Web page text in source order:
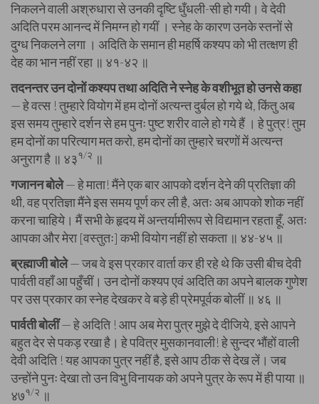
निकलने वाली अश्रुधारा से उनकी दृष्टि धुँधली-सी हो गयी। वे देवी
अदिति परम आनन्द में निमग्न हो गयीं । स्नेह के कारण उनके स्तनों से
दुग्ध निकलने लगा । अदिति के समान ही महर्षि कश्यप को भी तत्क्षण ही
देह का भान नहीं रहा ॥ ४१-४२ ॥
तदनन्तर उन दोनों कश्यप तथा अदिति ने स्नेह के वशीभूत हो उनसे कहा
— हे वत्स ! तुम्हारे वियोग में हम दोनों अत्यन्त दुर्बल हो गये थे, किंतु अब
इस समय तुम्हारे दर्शन से हम पुनः पुष्ट शरीर वाले हो गये हैं । हे पुत्र! तुम
हम दोनों का परित्याग मत करो, हम दोनों का तुम्हारे चरणों में अत्यन्त
अनुराग है ॥ ४३१/२ ॥
गजानन बोले— हे माता! मैंने एक बार आपको दर्शन देने की प्रतिज्ञा की
थी, वह प्रतिज्ञा मैंने इस समय पूर्ण कर ली है, अतः अब आपको शोक नहीं
करना चाहिये। मैं सभी के हृदय में अन्तर्यामीरूप से विद्यमान रहता हूँ, अतः
आपका और मेरा [वस्तुतः] कभी वियोग नहीं हो सकता ॥ ४४-४५ ॥
ब्रह्माजी बोले— जब वे इस प्रकार वार्ता कर ही रहे थे कि उसी बीच देवी
पार्वती वहाँ आ पहुँचीं। उन दोनों कश्यप एवं अदिति का अपने बालक गुणेश
पर उस प्रकार का स्नेह देखकर वे बड़े ही प्रेमपूर्वक बोलीं ॥ ४६ ॥
पार्वती बोलीं— हे अदिति ! आप अब मेरा पुत्र मुझे दे दीजिये, इसे आपने
बहुत देर से पकड़ रखा है। हे पवित्र मुसकानवाली! हे सुन्दर भौंहों वाली
देवी अदिति ! यह आपका पुत्र नहीं है, इसे आप ठीक से देख लें। जब
उन्होंने पुनः देखा तो उन विभु विनायक को अपने पुत्र के रूप में ही पाया ॥
४७१/२ ॥